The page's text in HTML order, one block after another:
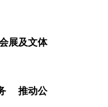
展及文体
务 推动公